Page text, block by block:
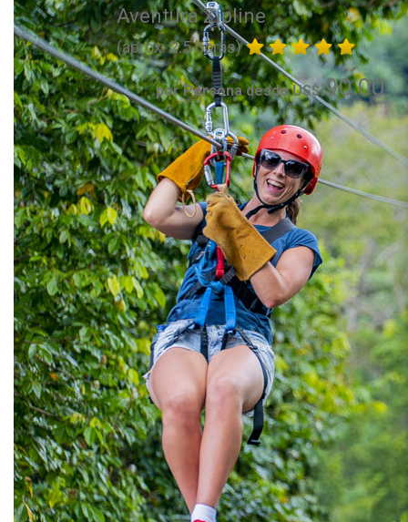
Aventura Zipline
(aprox. 2.5 horas)
por Persona desde US$90.00